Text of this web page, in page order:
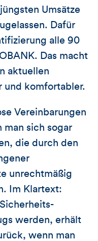
Umsätze
Dafür
alle 90
Das macht
aktuellen
und komfortabler.
Vereinbarungen
man sich sogar
die durch den
unrechtmäßig
Im Klartext:
werden, erhält
wenn man